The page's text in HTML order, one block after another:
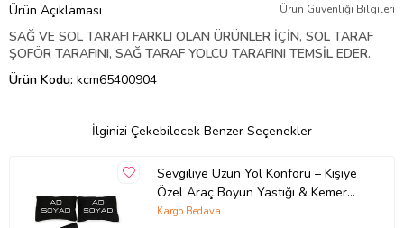
Ürün Açıklaması Ürün Güvenliği Bilgileri
SAĞ VE SOL TARAFI FARKLI OLAN ÜRÜNLER İÇİN, SOL TARAF
ŞOFÖR TARAFINI, SAĞ TARAF YOLCU TARAFINI TEMSİL EDER.
Ürün Kodu: kcm65400904
İlginizi Çekebilecek Benzer Seçenekler
Sevgiliye Uzun Yol Konforu – Kişiye
Özel Araç Boyun Yastığı & Kemer
Pedi Hediye Seti
Kargo Bedava